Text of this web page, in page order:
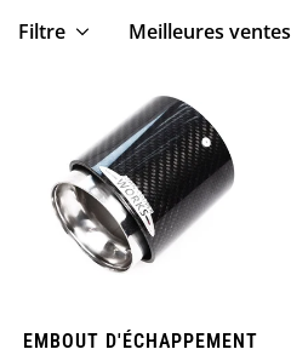
Filtre Meilleures ventes
EMBOUT D'ÉCHAPPEMENT